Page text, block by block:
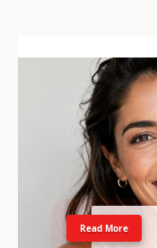
Read More